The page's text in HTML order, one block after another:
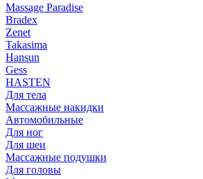
Massage Paradise
Bradex
Zenet
Takasima
Hansun
Gess
HASTEN
Для тела
Массажные накидки
Автомобильные
Для ног
Для шеи
Массажные подушки
Для головы